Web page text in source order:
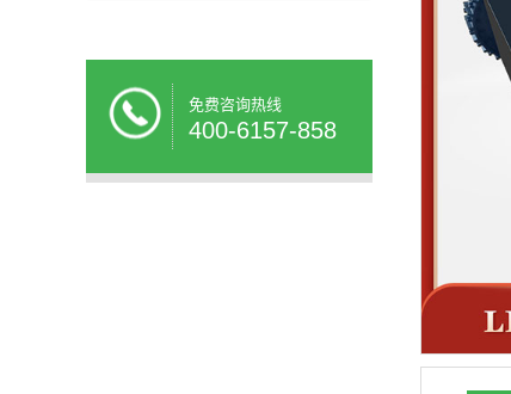
免费咨询热线
400-6157-858